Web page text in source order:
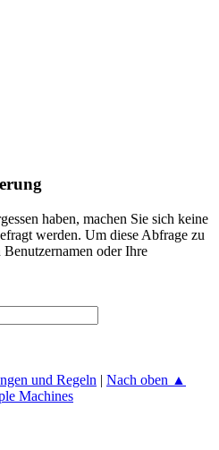
haben, machen Sie sich keine
werden. Um diese Abfrage zu
oder Ihre
und Regeln | Nach oben ▲
Machines